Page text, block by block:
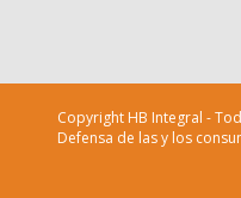
Copyright HB Integral -
Defensa de las y los